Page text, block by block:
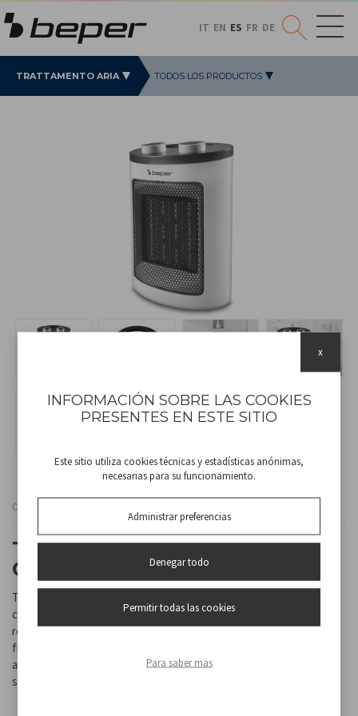
IT EN ES FR DE
TRATTAMENTO ARIA TODOS LOS PRODUCTOS
Cod
TERMOVENTILADOR
CERÁMICO
Termoventiladorcon elementos calefactores de cerámica para
calentar más rápido y de manera más uniforme. Con termostato
regulable y 2 potencias seleccionables. Función de ventilación
fresca y asa integrada para facilitar su transporte. Mecanismo de
apagado automático en caso de caída y protección contra
sobrecalentamiento.
INFORMACIÓN SOBRE LAS COOKIES
PRESENTES EN ESTE SITIO
Este sitio utiliza cookies técnicas y estadísticas anónimas,
necesarias para su funcionamiento.
Administrar preferencias
Denegar todo
Permitir todas las cookies
Para saber mas
x